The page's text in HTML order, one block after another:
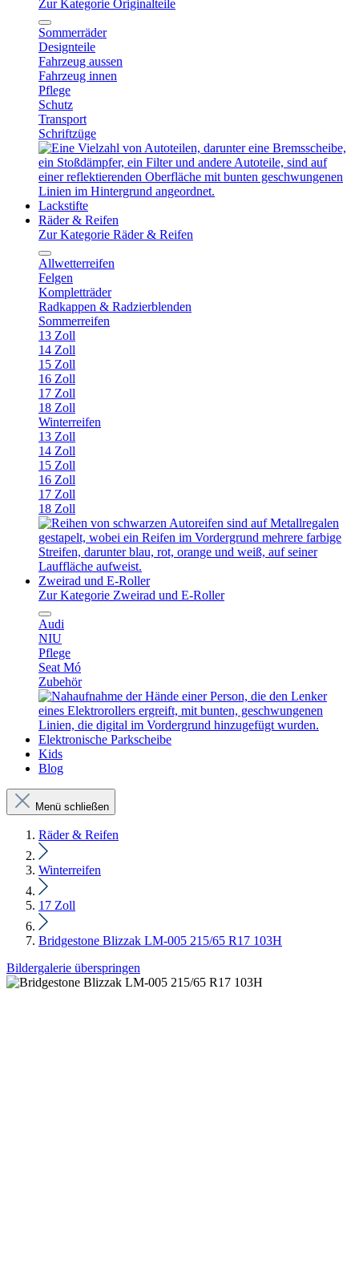
Zur Kategorie Originalteile
Sommerräder
Designteile
Fahrzeug aussen
Fahrzeug innen
Pflege
Schutz
Transport
Schriftzüge
Lackstifte
Räder & Reifen
Zur Kategorie Räder & Reifen
Allwetterreifen
Felgen
Kompletträder
Radkappen & Radzierblenden
Sommerreifen
13 Zoll
14 Zoll
15 Zoll
16 Zoll
17 Zoll
18 Zoll
Winterreifen
13 Zoll
14 Zoll
15 Zoll
16 Zoll
17 Zoll
18 Zoll
Zweirad und E-Roller
Zur Kategorie Zweirad und E-Roller
Audi
NIU
Pflege
Seat Mó
Zubehör
Elektronische Parkscheibe
Kids
Blog
Menü schließen
Räder & Reifen
Winterreifen
17 Zoll
Bridgestone Blizzak LM-005 215/65 R17 103H
Bildergalerie überspringen